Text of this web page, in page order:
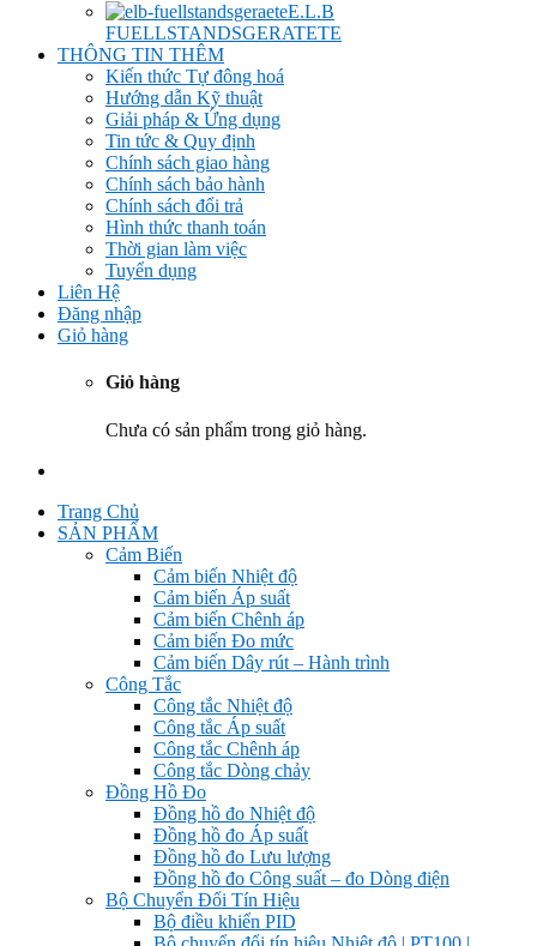
E.L.B
FUELLSTANDSGERATETE
THÔNG TIN THÊM
Kiến thức Tự đông hoá
Hướng dẫn Kỹ thuật
Giải pháp & Ứng dụng
Tin tức & Quy định
Chính sách giao hàng
Chính sách bảo hành
Chính sách đổi trả
Hình thức thanh toán
Thời gian làm việc
Tuyển dụng
Liên Hệ
Đăng nhập
Giỏ hàng
Giỏ hàng
Chưa có sản phẩm trong giỏ hàng.
Trang Chủ
SẢN PHẨM
Cảm Biến
Cảm biến Nhiệt độ
Cảm biến Áp suất
Cảm biến Chênh áp
Cảm biến Đo mức
Cảm biến Dây rút – Hành trình
Công Tắc
Công tắc Nhiệt độ
Công tắc Áp suất
Công tắc Chênh áp
Công tắc Dòng chảy
Đồng Hồ Đo
Đồng hồ đo Nhiệt độ
Đồng hồ đo Áp suất
Đồng hồ đo Lưu lượng
Đồng hồ đo Công suất – đo Dòng điện
Bộ Chuyển Đổi Tín Hiệu
Bộ điều khiển PID